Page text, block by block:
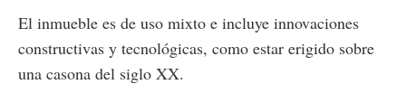
El inmueble es de uso mixto e incluye innovaciones
constructivas y tecnológicas, como estar erigido sobre
una casona del siglo XX.